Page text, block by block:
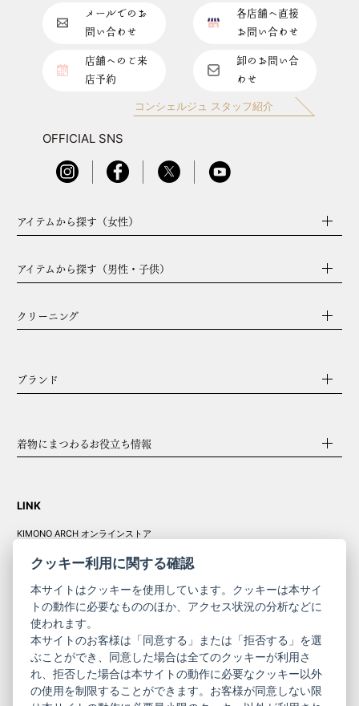
メールでのお
問い合わせ
各店舗へ直接
お問い合わせ
店舗へのご来
店予約
卸のお問い合
わせ
コンシェルジュ スタッフ紹介
OFFICIAL SNS
アイテムから探す（女性）
アイテムから探す（男性・子供）
クリーニング
ブランド
着物にまつわるお役立ち情報
LINK
KIMONO ARCH オンラインストア
コーポレート
サイト
きものやまと振
袖
サイト
ニュースレター ご利用案内
クッキー利用に関する確認
本サイトはクッキーを使用しています。クッキーは本サイ
トの動作に必要なもののほか、アクセス状況の分析などに
使われます。
本サイトのお客様は「同意する」または「拒否する」を選
ぶことができ、同意した場合は全てのクッキーが利用さ
れ、拒否した場合は本サイトの動作に必要なクッキー以外
の使用を制限することができます。お客様が同意しない限